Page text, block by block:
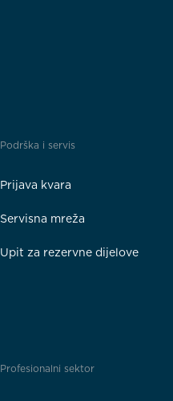
Podrška i servis
Prijava kvara
Servisna mreža
Upit za rezervne dijelove
Profesionalni sektor